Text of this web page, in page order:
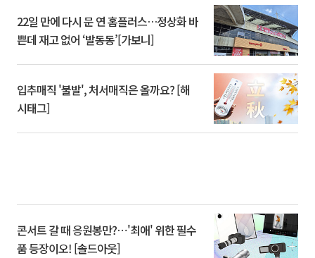
22일 만에 다시 문 연 홈플러스…정상화 바
쁜데 재고 없어 ‘발동동’[가보니]
입추매직 '불발', 처서매직은 올까요? [해
시태그]
콘서트 갈 때 응원봉만?⋯'최애' 위한 필수
품 등장이오! [솔드아웃]